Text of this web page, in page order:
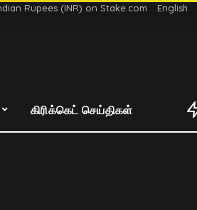
Rupees (INR) on Stake.com English
கிரிக்கெட் செய்திகள்